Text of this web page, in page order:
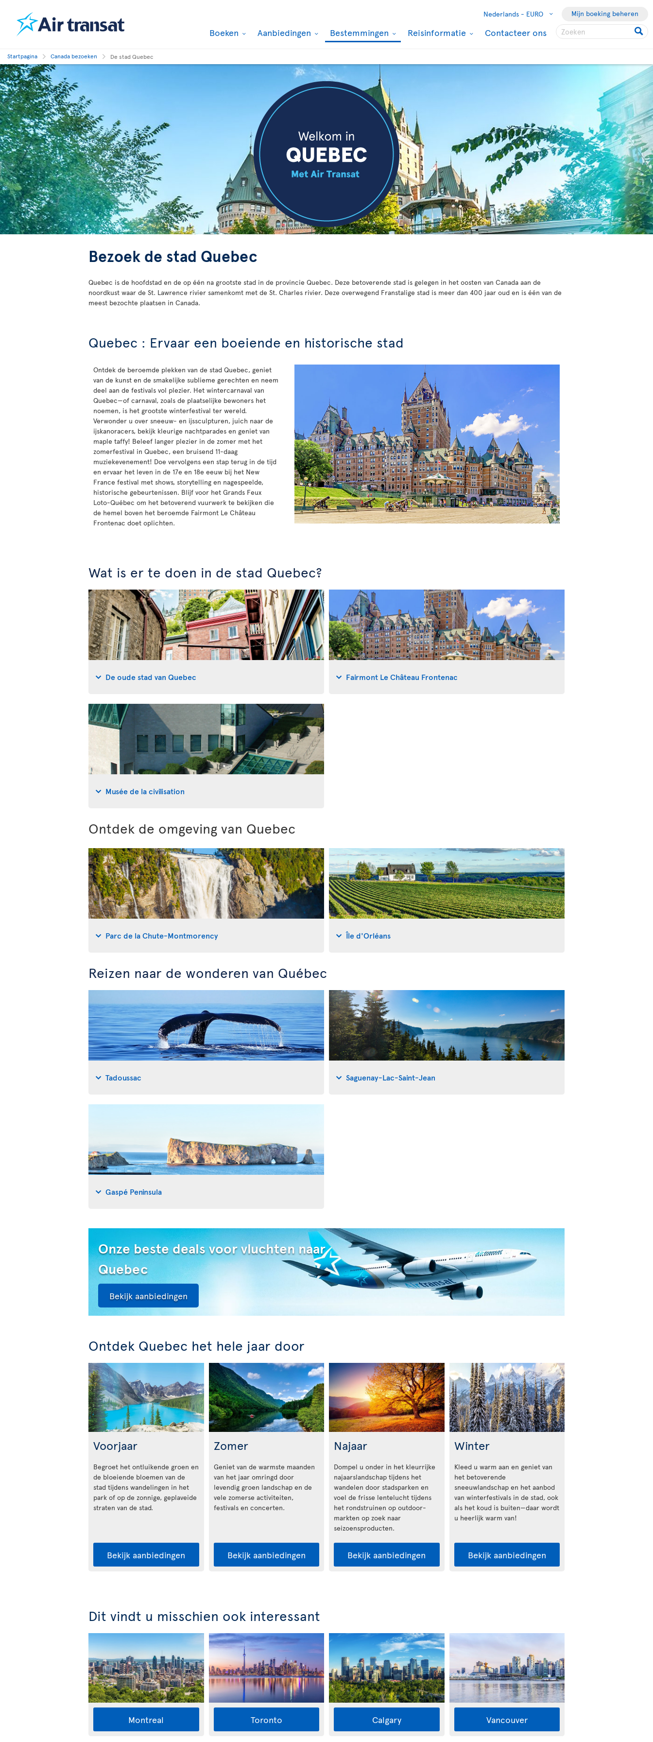
Nederlands - EURO Mijn boeking beheren
Boeken Aanbiedingen Bestemmingen Reisinformatie Contacteer ons
Startpagina Canada bezoeken De stad Quebec
Bezoek de stad Quebec
Quebec is de hoofdstad en de op één na grootste stad in de provincie Quebec. Deze betoverende stad is gelegen in het oosten van Canada aan de
noordkust waar de St. Lawrence rivier samenkomt met de St. Charles rivier. Deze overwegend Franstalige stad is meer dan 400 jaar oud en is één van de
meest bezochte plaatsen in Canada.
Quebec : Ervaar een boeiende en historische stad
Ontdek de beroemde plekken van de stad Quebec, geniet
van de kunst en de smakelijke sublieme gerechten en neem
deel aan de festivals vol plezier. Het wintercarnaval van
Quebec—of carnaval, zoals de plaatselijke bewoners het
noemen, is het grootste winterfestival ter wereld.
Verwonder u over sneeuw- en ijssculpturen, juich naar de
ijskanoracers, bekijk kleurige nachtparades en geniet van
maple taffy! Beleef langer plezier in de zomer met het
zomerfestival in Quebec, een bruisend 11-daag
muziekevenement! Doe vervolgens een stap terug in de tijd
en ervaar het leven in de 17e en 18e eeuw bij het New
France festival met shows, storytelling en nagespeelde,
historische gebeurtenissen. Blijf voor het Grands Feux
Loto-Québec om het betoverend vuurwerk te bekijken die
de hemel boven het beroemde Fairmont Le Château
Frontenac doet oplichten.
Wat is er te doen in de stad Quebec?
De oude stad van Quebec Fairmont Le Château Frontenac
Musée de la civilisation
Ontdek de omgeving van Quebec
Parc de la Chute-Montmorency Île d'Orléans
Reizen naar de wonderen van Québec
Tadoussac Saguenay-Lac-Saint-Jean
Gaspé Peninsula
Onze beste deals voor vluchten naar
Quebec
Bekijk aanbiedingen
Ontdek Quebec het hele jaar door
Voorjaar
Begroet het ontluikende groen en
de bloeiende bloemen van de
stad tijdens wandelingen in het
park of op de zonnige, geplaveide
straten van de stad.
Bekijk aanbiedingen
Zomer
Geniet van de warmste maanden
van het jaar omringd door
levendig groen landschap en de
vele zomerse activiteiten,
festivals en concerten.
Bekijk aanbiedingen
Najaar
Dompel u onder in het kleurrijke
najaarslandschap tijdens het
wandelen door stadsparken en
voel de frisse lentelucht tijdens
het rondstruinen op outdoor-
markten op zoek naar
seizoensproducten.
Bekijk aanbiedingen
Winter
Kleed u warm aan en geniet van
het betoverende
sneeuwlandschap en het aanbod
van winterfestivals in de stad, ook
als het koud is buiten—daar wordt
u heerlijk warm van!
Bekijk aanbiedingen
Dit vindt u misschien ook interessant
Montreal Toronto Calgary Vancouver